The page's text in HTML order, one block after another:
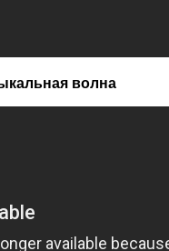
волна